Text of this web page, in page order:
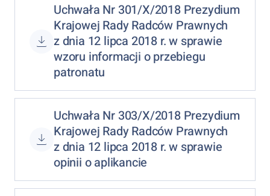
Uchwała Nr 301/X/2018 Prezydium
Krajowej Rady Radców Prawnych
z dnia 12 lipca 2018 r. w sprawie
wzoru informacji o przebiegu
patronatu
Uchwała Nr 303/X/2018 Prezydium
Krajowej Rady Radców Prawnych
z dnia 12 lipca 2018 r. w sprawie
opinii o aplikancie